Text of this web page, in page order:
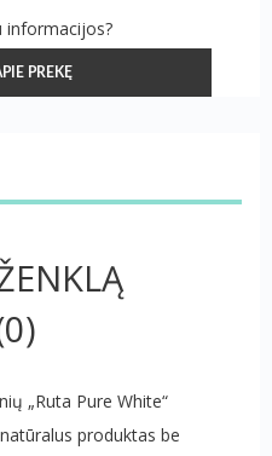
informacijos?
PREKĘ
„Ruta Pure White“
produktas be